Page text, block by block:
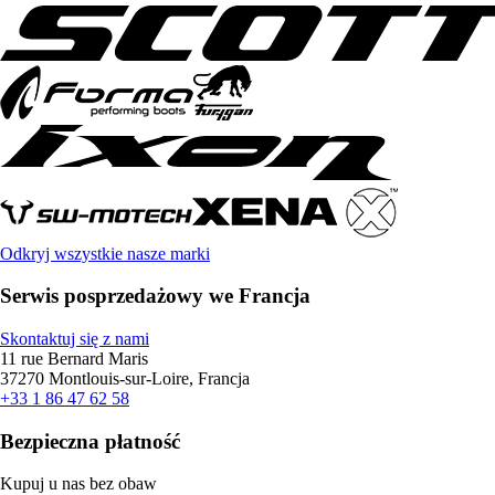
Odkryj wszystkie nasze marki
Serwis posprzedażowy we Francja
Skontaktuj się z nami
11 rue Bernard Maris
37270 Montlouis-sur-Loire, Francja
+33 1 86 47 62 58
Bezpieczna płatność
Kupuj u nas bez obaw